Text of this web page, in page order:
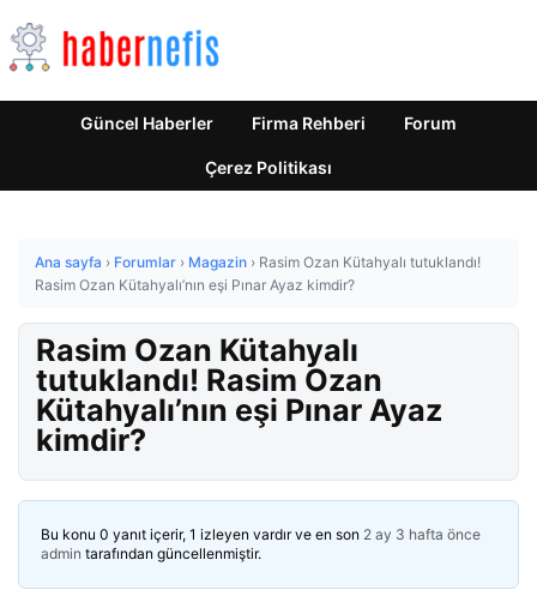
Güncel Haberler Firma Rehberi Forum
Çerez Politikası
Ana sayfa › Forumlar › Magazin › Rasim Ozan Kütahyalı tutuklandı!
Rasim Ozan Kütahyalı’nın eşi Pınar Ayaz kimdir?
Rasim Ozan Kütahyalı
tutuklandı! Rasim Ozan
Kütahyalı’nın eşi Pınar Ayaz
kimdir?
Bu konu 0 yanıt içerir, 1 izleyen vardır ve en son 2 ay 3 hafta önce
admin tarafından güncellenmiştir.